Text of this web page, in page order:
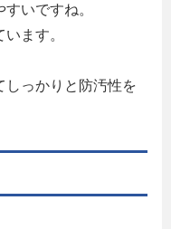
いですね。
ます。
しっかりと防汚性を